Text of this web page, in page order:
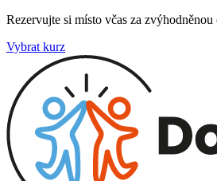
Rezervujte si místo včas za
Vybrat kurz